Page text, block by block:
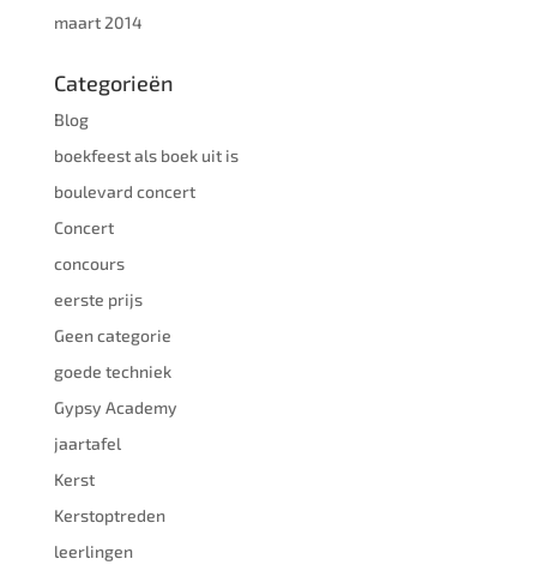
maart 2014
Categorieën
Blog
boekfeest als boek uit is
boulevard concert
Concert
concours
eerste prijs
Geen categorie
goede techniek
Gypsy Academy
jaartafel
Kerst
Kerstoptreden
leerlingen